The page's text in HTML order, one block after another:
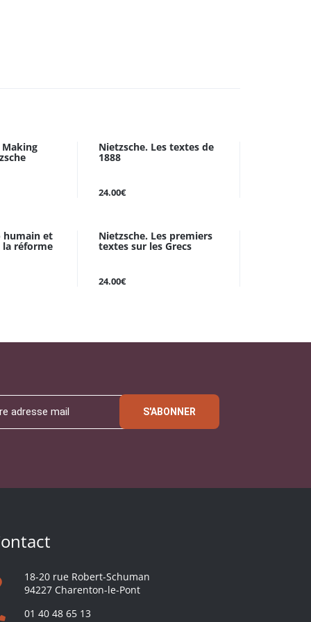
Making Nietzsche. Les textes de
1888
24.00€
humain et
la réforme
Nietzsche. Les premiers
textes sur les Grecs
24.00€
S'ABONNER
18-20 rue Robert-Schuman
94227 Charenton-le-Pont
01 40 48 65 13